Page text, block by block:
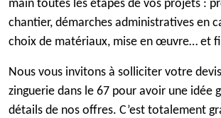
main toutes les étapes de vos projets :
chantier, démarches administratives en
choix de matériaux, mise en œuvre… et
Nous vous invitons à solliciter votre
zinguerie dans le 67 pour avoir une idée
détails de nos offres. C’est totalement